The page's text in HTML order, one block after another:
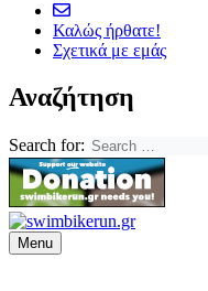
Καλώς ήρθατε!
Σχετικά με εμάς
Αναζήτηση
Search for:
Menu